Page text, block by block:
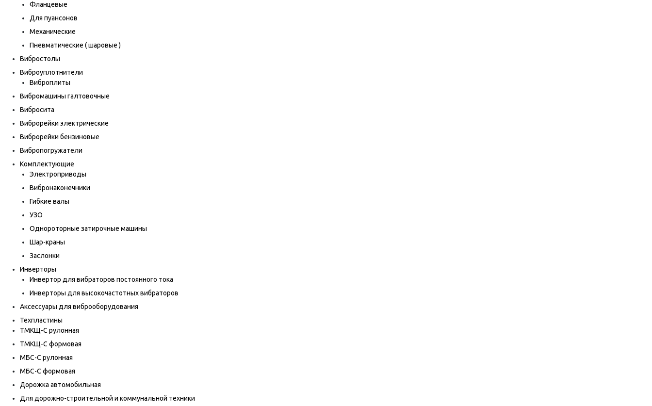
Фланцевые
Для пуансонов
Механические
Пневматические ( шаровые )
Вибростолы
Виброуплотнители
Виброплиты
Вибромашины галтовочные
Вибросита
Виброрейки электрические
Виброрейки бензиновые
Вибропогружатели
Комплектующие
Электроприводы
Вибронаконечники
Гибкие валы
УЗО
Однороторные затирочные машины
Шар-краны
Заслонки
Инверторы
Инвертор для вибраторов постоянного тока
Инверторы для высокочастотных вибраторов
Аксессуары для виброоборудования
Техпластины
ТМКЩ-С рулонная
ТМКЩ-С формовая
МБС-С рулонная
МБС-С формовая
Дорожка автомобильная
Для дорожно-строительной и коммунальной техники